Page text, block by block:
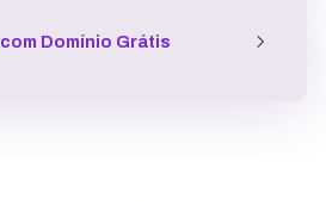
com Domínio Grátis